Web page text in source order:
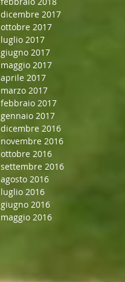
dicembre 2017
ottobre 2017
luglio 2017
giugno 2017
maggio 2017
aprile 2017
marzo 2017
febbraio 2017
gennaio 2017
dicembre 2016
novembre 2016
ottobre 2016
settembre 2016
agosto 2016
luglio 2016
giugno 2016
maggio 2016